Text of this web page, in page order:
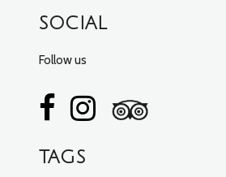
SOCIAL
Follow us
TAGS